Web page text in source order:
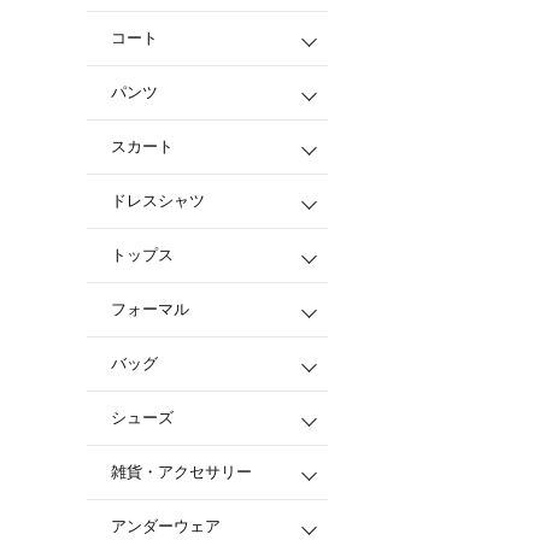
コート
パンツ
スカート
ドレスシャツ
トップス
フォーマル
バッグ
シューズ
雑貨・アクセサリー
アンダーウェア